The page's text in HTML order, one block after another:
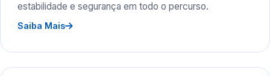
estabilidade e segurança em todo o percurso.
Saiba Mais